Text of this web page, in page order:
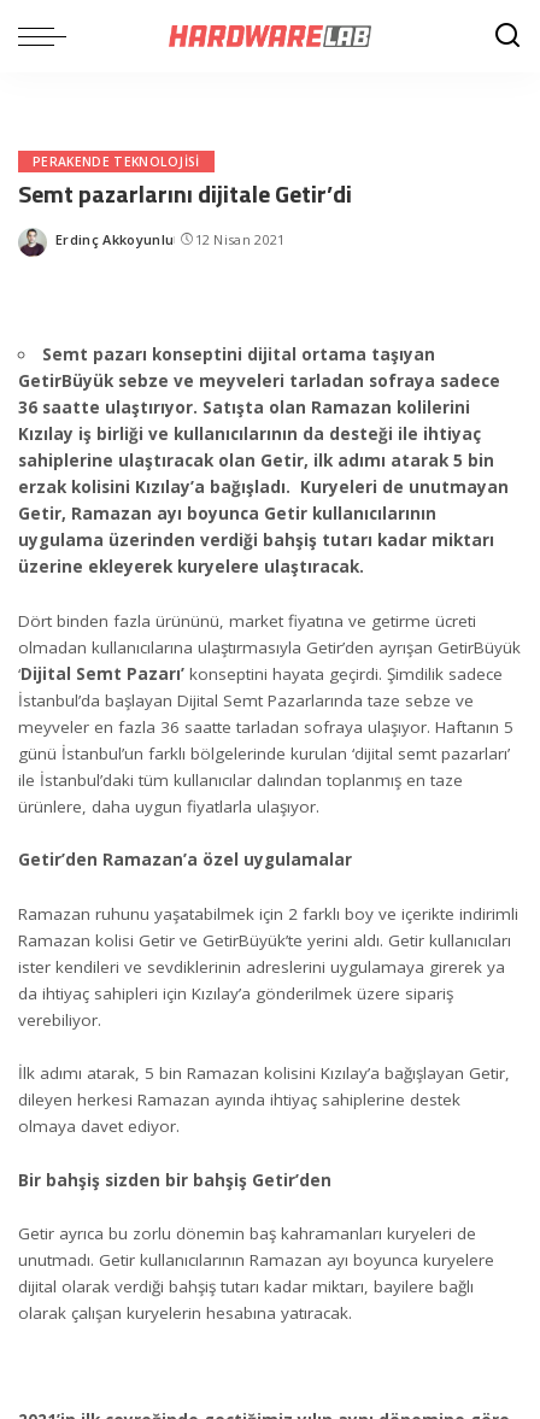
PERAKENDE TEKNOLOJISI
Semt pazarlarını dijitale Getir’di
Posted
Erdinç Akkoyunlu 12 Nisan 2021
Semt pazarı konseptini dijital ortama taşıyan
GetirBüyük sebze ve meyveleri tarladan sofraya sadece
36 saatte ulaştırıyor. Satışta olan Ramazan kolilerini
Kızılay iş birliği ve kullanıcılarının da desteği ile ihtiyaç
sahiplerine ulaştıracak olan Getir, ilk adımı atarak 5 bin
erzak kolisini Kızılay’a bağışladı. Kuryeleri de unutmayan
Getir, Ramazan ayı boyunca Getir kullanıcılarının
uygulama üzerinden verdiği bahşiş tutarı kadar miktarı
üzerine ekleyerek kuryelere ulaştıracak.
Dört binden fazla ürününü, market fiyatına ve getirme ücreti
olmadan kullanıcılarına ulaştırmasıyla Getir’den ayrışan GetirBüyük
‘Dijital Semt Pazarı’ konseptini hayata geçirdi. Şimdilik sadece
İstanbul’da başlayan Dijital Semt Pazarlarında taze sebze ve
meyveler en fazla 36 saatte tarladan sofraya ulaşıyor. Haftanın 5
günü İstanbul’un farklı bölgelerinde kurulan ‘dijital semt pazarları’
ile İstanbul’daki tüm kullanıcılar dalından toplanmış en taze
ürünlere, daha uygun fiyatlarla ulaşıyor.
Getir’den Ramazan’a özel uygulamalar
Ramazan ruhunu yaşatabilmek için 2 farklı boy ve içerikte indirimli
Ramazan kolisi Getir ve GetirBüyük’te yerini aldı. Getir kullanıcıları
ister kendileri ve sevdiklerinin adreslerini uygulamaya girerek ya
da ihtiyaç sahipleri için Kızılay’a gönderilmek üzere sipariş
verebiliyor.
İlk adımı atarak, 5 bin Ramazan kolisini Kızılay’a bağışlayan Getir,
dileyen herkesi Ramazan ayında ihtiyaç sahiplerine destek
olmaya davet ediyor.
Bir bahşiş sizden bir bahşiş Getir’den
Getir ayrıca bu zorlu dönemin baş kahramanları kuryeleri de
unutmadı. Getir kullanıcılarının Ramazan ayı boyunca kuryelere
dijital olarak verdiği bahşiş tutarı kadar miktarı, bayilere bağlı
olarak çalışan kuryelerin hesabına yatıracak.